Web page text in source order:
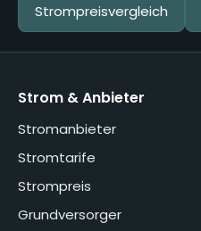
Strompreisvergleich
Strom & Anbieter
Stromanbieter
Stromtarife
Strompreis
Grundversorger